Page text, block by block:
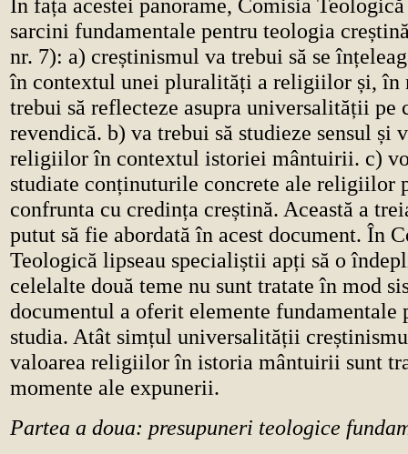
În fața acestei panorame, Comisia
sarcini fundamentale pentru teologia
nr. 7): a) creștinismul va trebui să se
în contextul unei pluralități a religiilor și, în
trebui să reflecteze asupra universalității pe
revendică. b) va trebui să studieze sensul și
religiilor în contextul istoriei mântuirii. c)
studiate conținuturile concrete ale religiilor
confrunta cu credința creștină. Această a
putut să fie abordată în acest document. În
Teologică lipseau specialiștii apți să o
celelalte două teme nu sunt tratate în mod
documentul a oferit elemente fundamentale
studia. Atât simțul universalității
valoarea religiilor în istoria mântuirii sunt
momente ale expunerii.
Partea a doua: presupuneri teologice